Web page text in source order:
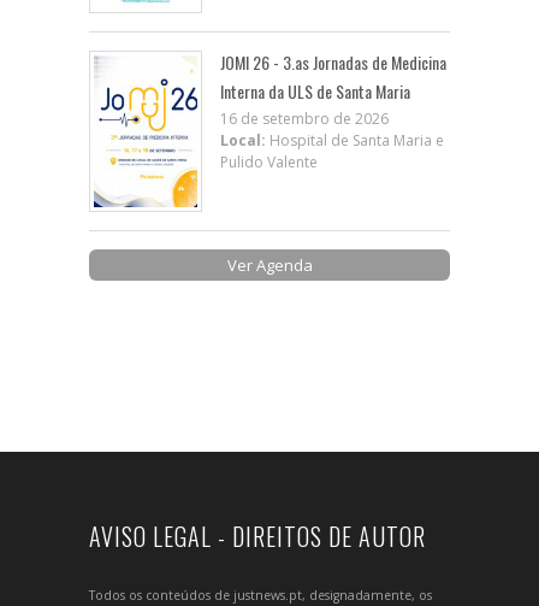
JOMI 26 - 3.as Jornadas de Medicina
Interna da ULS de Santa Maria
16 de setembro de 2026
Local: Hospital de Santa Maria e
Pulido Valente
Ver Agenda
AVISO LEGAL - DIREITOS DE AUTOR
Todos os conteúdos de justnews.pt, designadamente, os